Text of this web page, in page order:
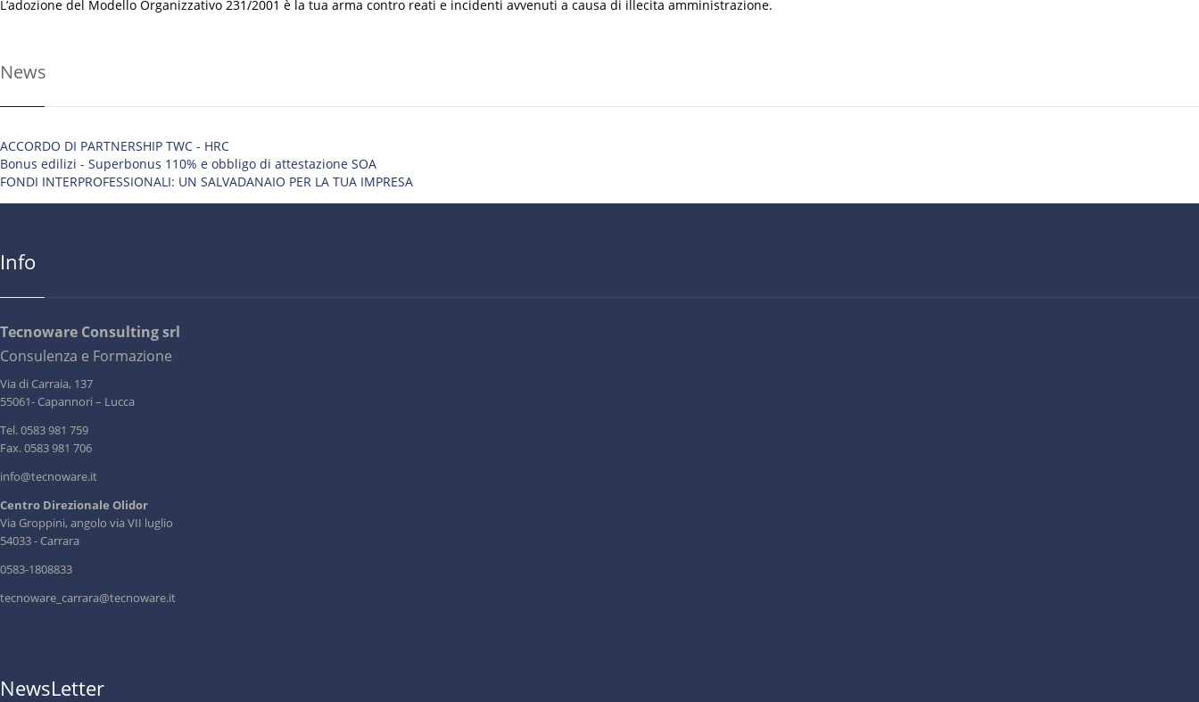
L’adozione del Modello Organizzativo 231/2001 è la tua arma contro reati e incidenti avvenuti a causa di illecita amministrazione.
News
ACCORDO DI PARTNERSHIP TWC - HRC
Bonus edilizi - Superbonus 110% e obbligo di attestazione SOA
FONDI INTERPROFESSIONALI: UN SALVADANAIO PER LA TUA IMPRESA
Info
Tecnoware Consulting srl
Consulenza e Formazione
Via di Carraia, 137
55061- Capannori – Lucca
Tel. 0583 981 759
Fax. 0583 981 706
info@tecnoware.it
Centro Direzionale Olidor
Via Groppini, angolo via VII luglio
54033 - Carrara
0583-1808833
tecnoware_carrara@tecnoware.it
NewsLetter